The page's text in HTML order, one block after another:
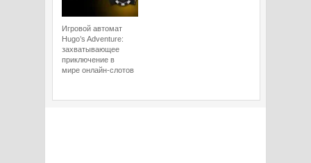
Игровой автомат
Hugo’s Adventure:
захватывающее
приключение в
мире онлайн-слотов